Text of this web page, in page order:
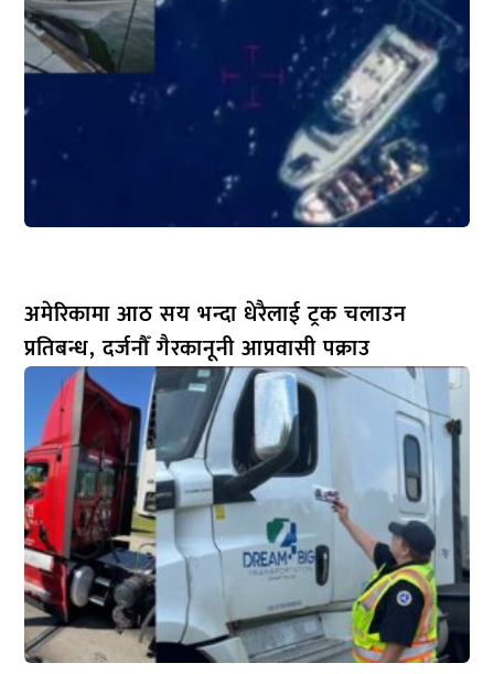
अमेरिकामा आठ सय भन्दा धेरैलाई ट्रक चलाउन
प्रतिबन्ध, दर्जनौँ गैरकानूनी आप्रवासी पक्राउ